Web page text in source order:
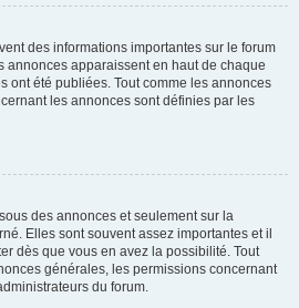
des informations importantes sur le forum
annonces apparaissent en haut de chaque
ont été publiées. Tout comme les annonces
les annonces sont définies par les
des annonces et seulement sur la
Elles sont souvent assez importantes et il
dès que vous en avez la possibilité. Tout
générales, les permissions concernant
du forum.